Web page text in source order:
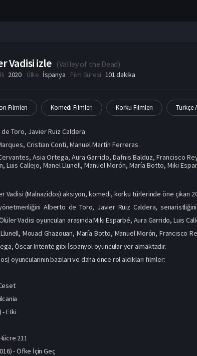
Vadisi izle (Valley of the Dead)
2020 Ülke İspanya Film Süresi 101 dakika
Filmleri Komedi Filmleri Korku Filmleri Türkçe
Toro, Javier Ruiz Caldera
Cristian Conti, Manuel Martín Ferreras
,Asia Ortega,Aura Garrido,Dafnis Balduz,Francisco
,Luis Callejo,Manel Llunell,Manuel Morón,María Botto,Miki
Vadisi (Malnazidos) aksiyon, komedi, korku türlerinde öne çıkan
Alberto de Toro, Javier Ruiz Caldera,
Vadisi oyuncuları arasında Miki Esparbé, Aura Garrido, Luis
Mouad Ghazouan, María Botto, Manuel Morón, Francisco
Òscar Intente gibi İspanyol oyuncular yer almaktadır.
oyuncularının bazıları ve daha önce rol aldıkları filmler:
- Etki
211
- Öfke İçin Geç